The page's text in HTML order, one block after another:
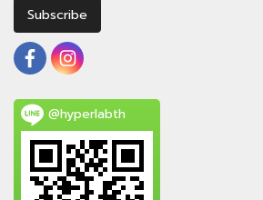
Subscribe
@hyperlabth